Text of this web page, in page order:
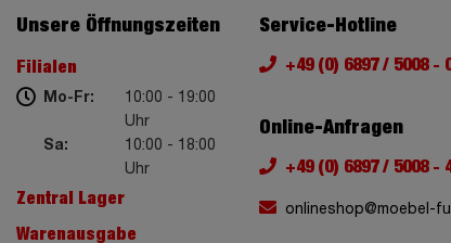
Unsere Öffnungszeiten
Filialen
Mo-Fr:
10:00 - 19:00
Uhr
Sa:
10:00 - 18:00
Uhr
Zentral Lager
Warenausgabe
Service-Hotline
+49 (0) 6897 / 5008 - 0
Online-Anfragen
+49 (0) 6897 / 5008 -
onlineshop@moebel-